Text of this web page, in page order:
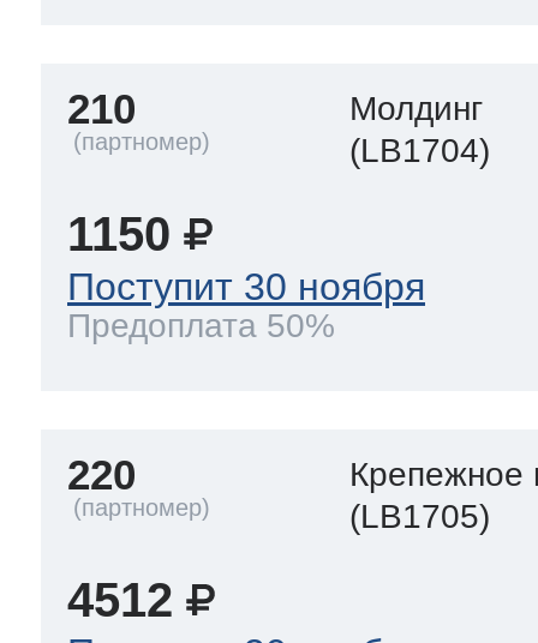
210
Молдинг
(LB1704)
1150
Поступит 30 ноября
Предоплата 50%
220
Крепежное
(LB1705)
4512